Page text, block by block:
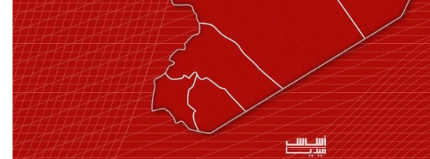
تعيينات ترامب: أنت لا تجني من الشوك العنب!
ابن بطوطة عند تخوم سيبيريا!
نوفمبر 27, 2024
انجازات نتنياهو !
نوفمبر 27, 2024